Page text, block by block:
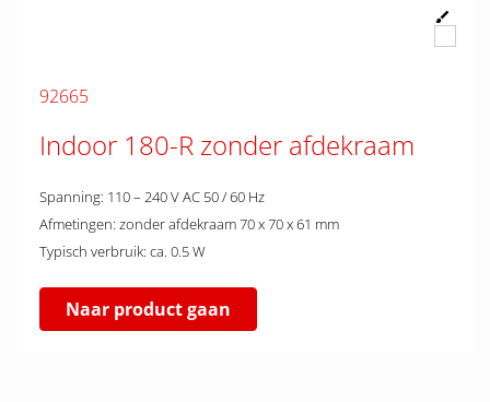
92665
Indoor 180-R zonder afdekraam
Spanning: 110 – 240 V AC 50 / 60 Hz
Afmetingen: zonder afdekraam 70 x 70 x 61 mm
Typisch verbruik: ca. 0.5 W
Naar product gaan